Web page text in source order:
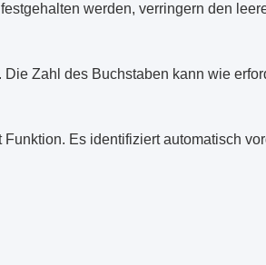
werden, verringern den
Zahl des Buchstaben kann wie
Es identifiziert automatisch